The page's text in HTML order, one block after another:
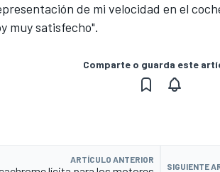
de mi velocidad en el
muy satisfecho".
Comparte o guarda este
ARTÍCULO ANTERIOR
SIGUIENTE